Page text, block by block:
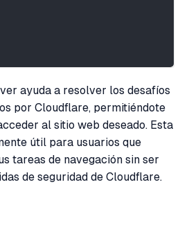
ayuda a resolver los desafíos
por Cloudflare, permitiéndote
al sitio web deseado. Esta
útil para usuarios que
tareas de navegación sin ser
de seguridad de Cloudflare.